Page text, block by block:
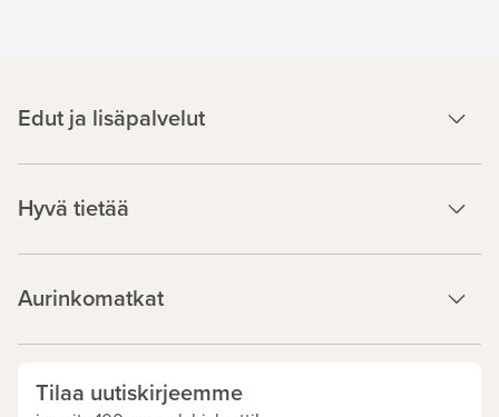
Edut ja lisäpalvelut
Hyvä tietää
Aurinkomatkat
Tilaa uutiskirjeemme